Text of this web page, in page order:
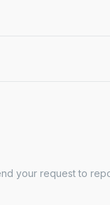
your request to